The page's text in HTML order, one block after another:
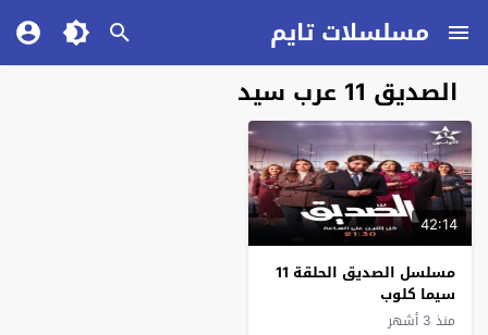
مسلسلات تايم
الصديق 11 عرب سيد
42:14
مسلسل الصديق الحلقة 11
سيما كلوب
منذ 3 أشهر